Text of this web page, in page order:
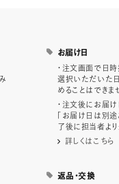
お届け日
・注文画面で日
選択いただいた
めることはできま
・注文後にお届
「お届け日は別
了後に担当者よ
詳しくはこちら
返品・交換